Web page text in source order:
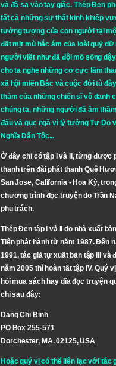
và đã sa vào tay giặc. Thép Đen
tất cả những sự thật kinh khiếp
tưởng tượng của con người tại
đất mịt mù hắc ám của loài quỷ dữ
người viết như đã đội mồ sống
cho ta nghe những cơ cực lầm
xã hội miền Bắc và cuộc đời tù
thảm của những chiến sĩ vô danh
chúng ta, những người đã âm
đấu và gục ngã vì lý tưởngTự Do
Nghĩa Dân Tộc...
Ở đây chỉ có tập I và II, từng được
thanh trên đài phát thanh Quê
San Jose, California - Hoa Kỳ,
chương trình đọc truyện do Trần
phụ trách.
Thép Đen tập I và II do nhà xuất
Tiến phát hành từ năm 1987. Đến
1991, tác giả tự xuất bản tập III và
năm 2005 thì hoàn tất tập IV. Quý
hỏi mua sách hay dĩa đọc truyện
chỉ sau đây:
Dang Chi Binh
PO Box 255-571
Dorchester, MA. 02125, USA
Hoặc quý vị có thể liên lạc với tác